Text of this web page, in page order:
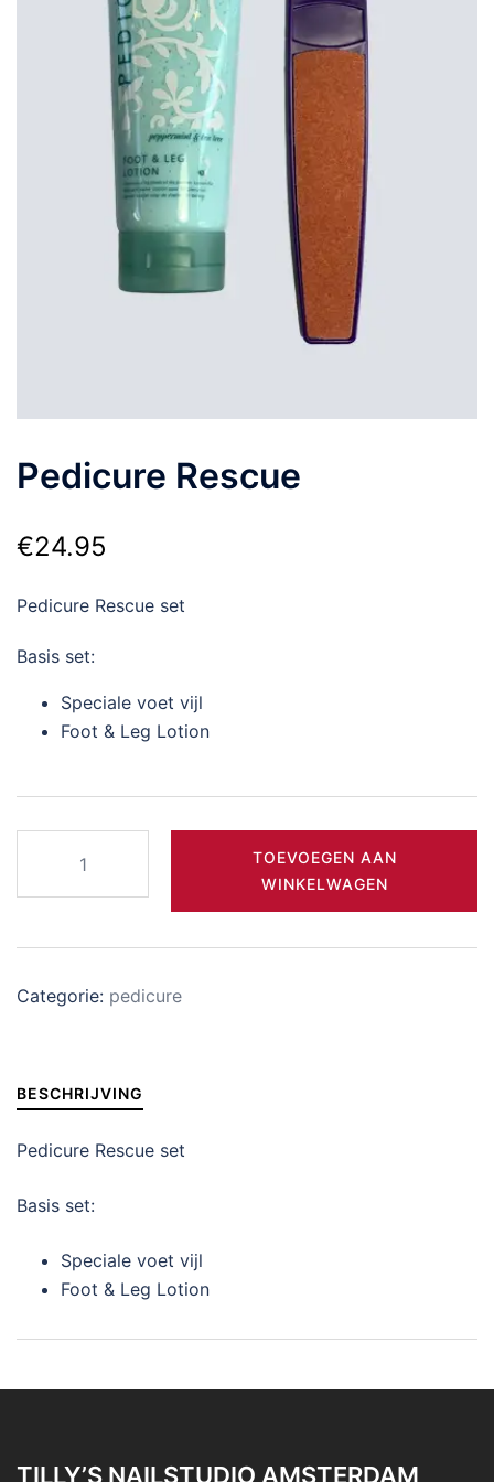
Pedicure Rescue
€24.95
Pedicure Rescue set
Basis set:
Speciale voet vijl
Foot & Leg Lotion
aantal
TOEVOEGEN AAN
WINKELWAGEN
Categorie: pedicure
BESCHRIJVING
Pedicure Rescue set
Basis set:
Speciale voet vijl
Foot & Leg Lotion
TILLY’S NAILSTUDIO AMSTERDAM